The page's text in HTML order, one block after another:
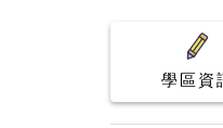
學區資